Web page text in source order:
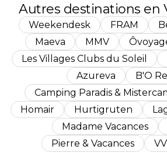
Autres destinations en
Weekendesk FRAM
Maeva
MMV
Les Villages Clubs du Soleil
Azureva
B'O
Camping Paradis &
Homair
Hurtigruten
Madame Vacances
Pierre & Vacances